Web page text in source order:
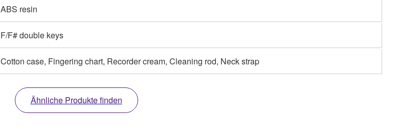
ABS resin
F/F# double keys
Cotton case, Fingering chart, Recorder cream, Cleaning rod, Neck strap
Ähnliche Produkte finden